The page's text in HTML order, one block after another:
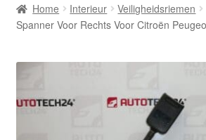
Contact
Home Interieur Veiligheidsriemen
Spanner Voor Rechts Voor Citroën